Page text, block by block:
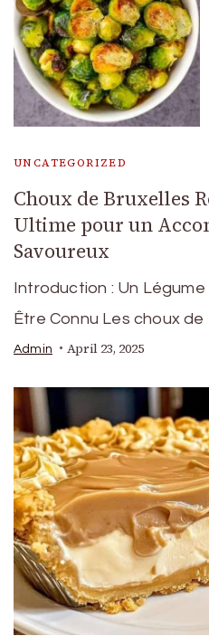
UNCATEGORIZED
Choux de Bruxelles
Ultime pour un
Savoureux
Introduction : Un
Être Connu Les choux
Admin April 23, 2025